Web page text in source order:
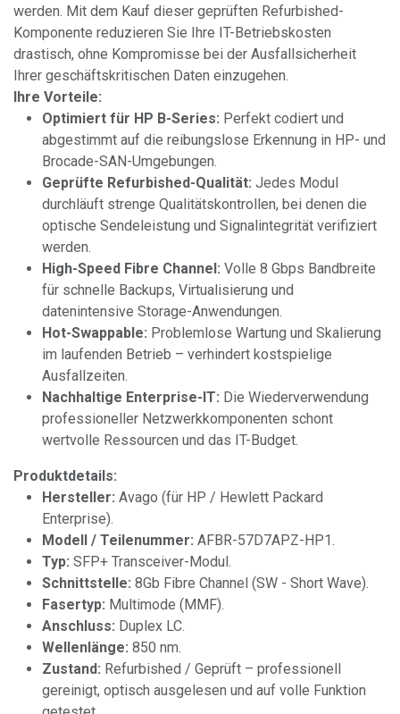
werden. Mit dem Kauf dieser geprüften Refurbished-
Komponente reduzieren Sie Ihre IT-Betriebskosten
drastisch, ohne Kompromisse bei der Ausfallsicherheit
Ihrer geschäftskritischen Daten einzugehen.
Ihre Vorteile:
Optimiert für HP B-Series: Perfekt codiert und
abgestimmt auf die reibungslose Erkennung in HP- und
Brocade-SAN-Umgebungen.
Geprüfte Refurbished-Qualität: Jedes Modul
durchläuft strenge Qualitätskontrollen, bei denen die
optische Sendeleistung und Signalintegrität verifiziert
werden.
High-Speed Fibre Channel: Volle 8 Gbps Bandbreite
für schnelle Backups, Virtualisierung und
datenintensive Storage-Anwendungen.
Hot-Swappable: Problemlose Wartung und Skalierung
im laufenden Betrieb – verhindert kostspielige
Ausfallzeiten.
Nachhaltige Enterprise-IT: Die Wiederverwendung
professioneller Netzwerkkomponenten schont
wertvolle Ressourcen und das IT-Budget.
Produktdetails:
Hersteller: Avago (für HP / Hewlett Packard
Enterprise).
Modell / Teilenummer: AFBR-57D7APZ-HP1.
Typ: SFP+ Transceiver-Modul.
Schnittstelle: 8Gb Fibre Channel (SW - Short Wave).
Fasertyp: Multimode (MMF).
Anschluss: Duplex LC.
Wellenlänge: 850 nm.
Zustand: Refurbished / Geprüft – professionell
gereinigt, optisch ausgelesen und auf volle Funktion